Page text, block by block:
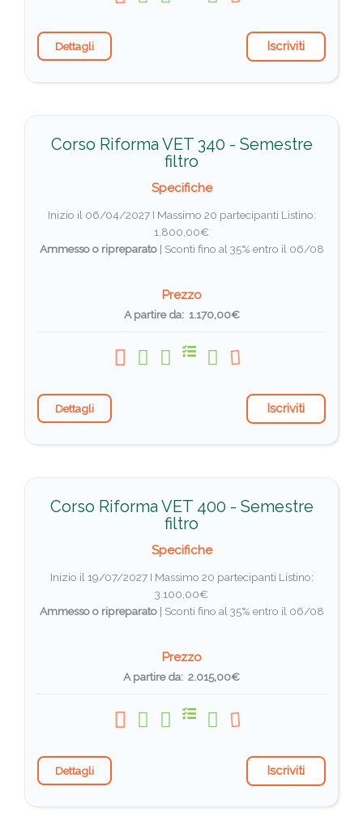
Dettagli Iscriviti
Corso Riforma VET 340 - Semestre
filtro
Specifiche
Inizio il 06/04/2027 I Massimo 20 partecipanti Listino:
1.800,00€
Ammesso o ripreparato| Sconti fino al 35% entro il 06/08
Prezzo
A partire da: 1.170,00€
Dettagli Iscriviti
Corso Riforma VET 400 - Semestre
filtro
Specifiche
Inizio il 19/07/2027 I Massimo 20 partecipanti Listino:
3.100,00€
Ammesso o ripreparato| Sconti fino al 35% entro il 06/08
Prezzo
A partire da: 2.015,00€
Dettagli Iscriviti